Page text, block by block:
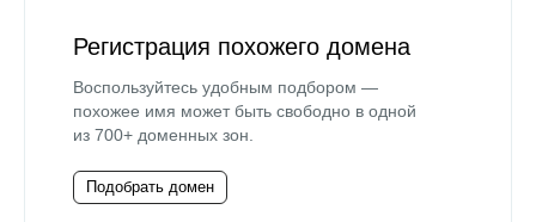
Регистрация похожего домена
Воспользуйтесь удобным подбором —
похожее имя может быть свободно в одной
из 700+ доменных зон.
Подобрать домен